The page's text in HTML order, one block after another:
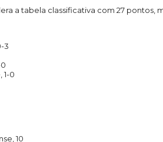
a tabela classificativa com 27 pontos,
3
1-0
10